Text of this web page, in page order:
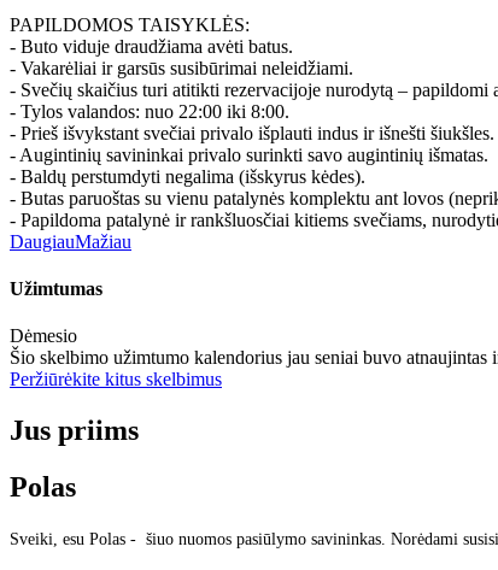
PAPILDOMOS TAISYKLĖS:
- Buto viduje draudžiama avėti batus.
- Vakarėliai ir garsūs susibūrimai neleidžiami.
- Svečių skaičius turi atitikti rezervacijoje nurodytą – papildomi
- Tylos valandos: nuo 22:00 iki 8:00.
- Prieš išvykstant svečiai privalo išplauti indus ir išnešti šiukšles.
- Augintinių savininkai privalo surinkti savo augintinių išmatas.
- Baldų perstumdyti negalima (išskyrus kėdes).
- Butas paruoštas su vienu patalynės komplektu ant lovos
- Papildoma patalynė ir rankšluosčiai kitiems svečiams,
DaugiauMažiau
Užimtumas
Dėmesio
Šio skelbimo užimtumo kalendorius jau seniai buvo atnaujintas
Peržiūrėkite kitus skelbimus
Jus priims
Polas
Sveiki, esu Polas - šiuo nuomos pasiūlymo savininkas. Norėdami